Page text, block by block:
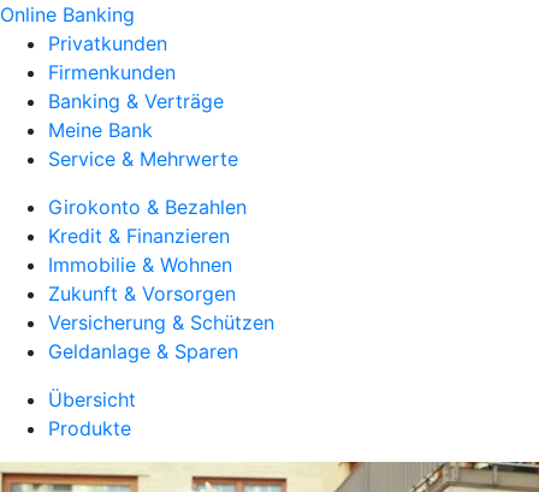
Online Banking
Privatkunden
Firmenkunden
Banking & Verträge
Meine Bank
Service & Mehrwerte
Girokonto & Bezahlen
Kredit & Finanzieren
Immobilie & Wohnen
Zukunft & Vorsorgen
Versicherung & Schützen
Geldanlage & Sparen
Übersicht
Produkte